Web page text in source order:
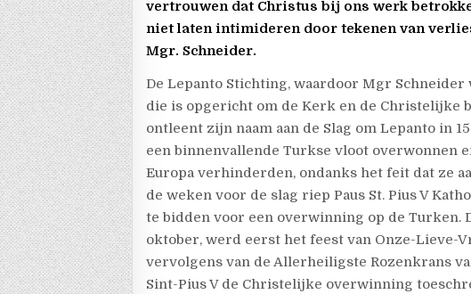
vertrouwen dat Christus bij ons werk
niet laten intimideren door tekenen van
Mgr. Schneider.
De Lepanto Stichting, waardoor Mgr
die is opgericht om de Kerk en de Christelijke
ontleent zijn naam aan de Slag om Lepanto in
een binnenvallende Turkse vloot overwonnen
Europa verhinderden, ondanks het feit dat ze
de weken voor de slag riep Paus St. Pius V
te bidden voor een overwinning op de Turken.
oktober, werd eerst het feest van Onze-Lieve-
vervolgens van de Allerheiligste Rozenkrans
Sint-Pius V de Christelijke overwinning